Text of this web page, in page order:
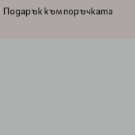
Подарък към поръчката